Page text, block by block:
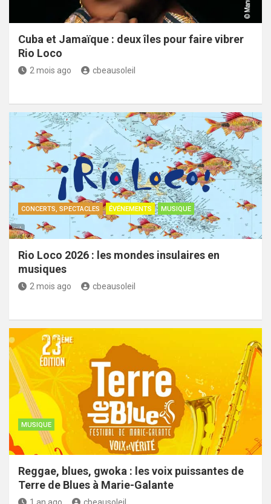
Cuba et Jamaïque : deux îles pour faire vibrer
Rio Loco
2 mois ago cbeausoleil
CONCERTS, SPECTACLES ÉVÉNEMENTS MUSIQUE
Rio Loco 2026 : les mondes insulaires en
musiques
2 mois ago cbeausoleil
MUSIQUE
Reggae, blues, gwoka : les voix puissantes de
Terre de Blues à Marie-Galante